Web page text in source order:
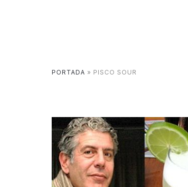
PORTADA » PISCO SOUR